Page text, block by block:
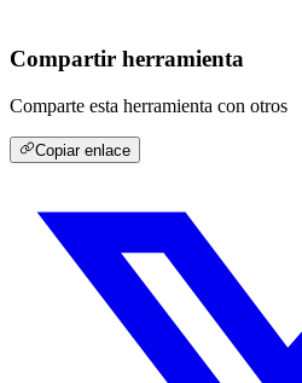
Compartir herramienta
Comparte esta herramienta con otros
Copiar enlace